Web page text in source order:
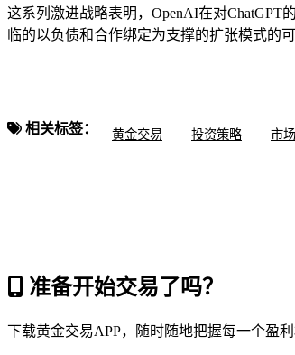
这系列激进战略表明，OpenAI在对
临的以负债和合作绑定为支撑的扩张模式的
相关标签： 黄金交易 投资策略 市
准备开始交易了吗？
下载黄金交易APP，随时随地把握每一个盈